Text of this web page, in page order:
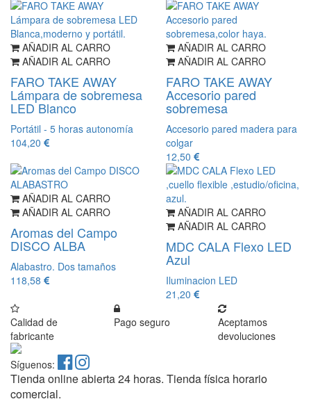
AÑADIR AL CARRO
AÑADIR AL CARRO
FARO TAKE AWAY
Lámpara de sobremesa
LED Blanco
Portátil - 5 horas autonomía
104,20
AÑADIR AL CARRO
AÑADIR AL CARRO
FARO TAKE AWAY
Accesorio pared
sobremesa
Accesorio pared madera para
colgar
12,50
AÑADIR AL CARRO
AÑADIR AL CARRO
Aromas del Campo
DISCO ALBA
Alabastro. Dos tamaños
118,58
AÑADIR AL CARRO
AÑADIR AL CARRO
MDC CALA Flexo LED
Azul
Iluminacion LED
21,20
Calidad de
fabricante
Pago seguro
Aceptamos
devoluciones
Síguenos:
Tienda online abierta 24 horas. Tienda física horario
comercial.